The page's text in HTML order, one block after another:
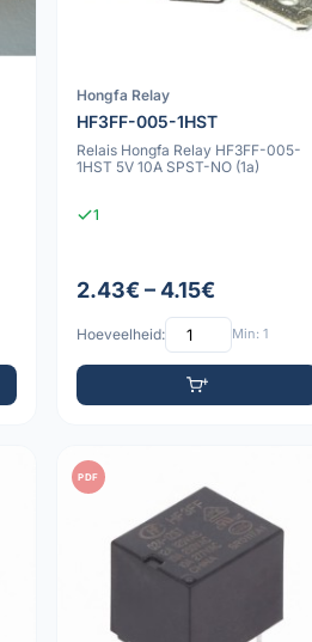
Hongfa Relay
HF3FF-005-1HST
Relais Hongfa Relay HF3FF-005-
1HST 5V 10A SPST-NO (1a)
1
2.43€ – 4.15€
Hoeveelheid: Min: 1
PDF